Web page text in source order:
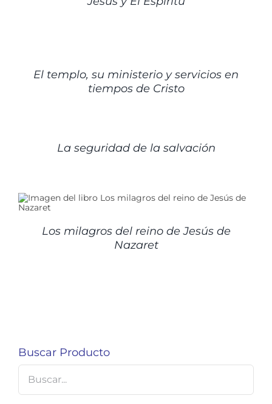
El templo, su ministerio y servicios en
tiempos de Cristo
La seguridad de la salvación
Los milagros del reino de Jesús de
Nazaret
Buscar Producto